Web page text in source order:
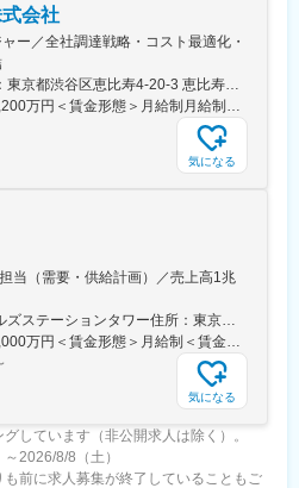
多様な製品を展開する中で、患者さん
を、ドクターには手技において最大限
きる製品を提供することを目指してい
報提供のみならず、販売した医療機器が
修会を開催しり、使用にあたってのト
るなど重要な役割を担っているため、
式会社
ー／全社調達戦略・コスト最適化・
＜勤務地詳細＞本社住所：東京都渋谷区恵比寿4-20-3 恵比寿ガーデンプレイスタワー18F勤務地最寄駅：各線／恵比寿駅受動喫煙対策：屋内全面禁煙変更の範囲：会社の定める事業所（リモートワーク含む）
＜予定年収＞950万円～1,200万円＜賃金形態＞月給制月給制。ご経験等により変動あり、当社既定により決定。＜賃金内訳＞月額（基本給）：688,000円～869,000円＜月給＞688,000円～869,000円＜昇給有無＞有＜残業手当＞有＜給与補足＞ご経験等により変動あり、当社既定により決定。業績賞与年1回、昇給年1回。賃金はあくまでも目安の金額であり、選考を通じて上下する可能性があります。月給(月額)は固定手当を含めた表記です。
気になる
当（需要・供給計画）／売上高1兆
＜勤務地詳細＞虎ノ門ヒルズステーションタワー住所：東京都港区虎ノ門２丁目６－１ 虎ノ門ヒルズ ステーションタワー 受動喫煙対策：敷地内喫煙可能場所あり変更の範囲：会社の定める事業所
＜予定年収＞590万円～1,000万円＜賃金形態＞月給制＜賃金内訳＞月額（基本給）：279,000円～534,000円＜月給＞279,000円～534,000円＜昇給有無＞有＜残業手当＞有＜給与補足＞※上記年収はあくまでも目安の金額であり、選考を通じて経験、能力等を考慮し同社規定により決定します。■賞与あり（年2回）■昇給・昇格あり（年1回）■職位：一般職～主任職賃金はあくまでも目安の金額であり、選考を通じて上下する可能性があります。月給(月額)は固定手当を含めた表記です。
気になる
しています（非公開求人は除く）。
2026/8/8（土）
前に求人募集が終了していることもご